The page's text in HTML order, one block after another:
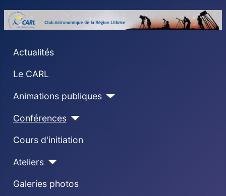
Actualités
Le CARL
Animations publiques
Conférences
Cours d'initiation
Ateliers
Galeries photos